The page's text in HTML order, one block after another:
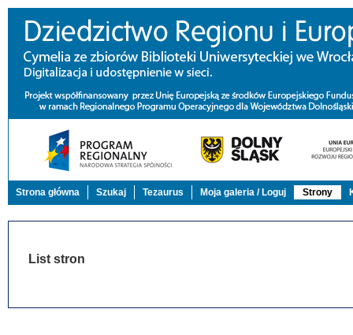
Strona główna Szukaj Tezaurus Moja galeria / Loguj Strony
List stron